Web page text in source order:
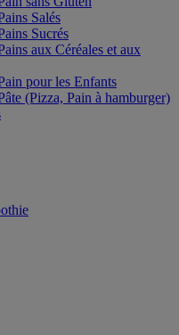
Salés
Sucrés
aux Céréales et aux
pour les Enfants
(Pizza, Pain à hamburger)